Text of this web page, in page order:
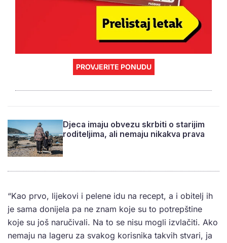
PROVJERITE PONUDU
Djeca imaju obvezu skrbiti o starijim
roditeljima, ali nemaju nikakva prava
“Kao prvo, lijekovi i pelene idu na recept, a i obitelj ih
je sama donijela pa ne znam koje su to potrepštine
koje su još naručivali. Na to se nisu mogli izvlačiti. Ako
nemaju na lageru za svakog korisnika takvih stvari, ja